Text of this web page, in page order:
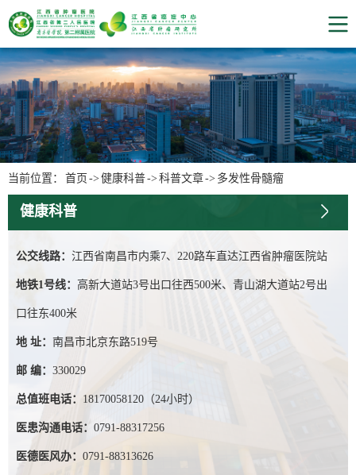
当前位置： 首页 -> 健康科普-> 科普文章-> 多发性骨髓瘤
健康科普
公交线路： 江西省南昌市内乘7、220路车直达江西省肿瘤医院站
地铁1号线： 高新大道站3号出口往西500米、青山湖大道站2号出
口往东400米
地 址： 南昌市北京东路519号
邮 编： 330029
总值班电话： 18170058120（24小时）
医患沟通电话： 0791-88317256
医德医风办： 0791-88313626